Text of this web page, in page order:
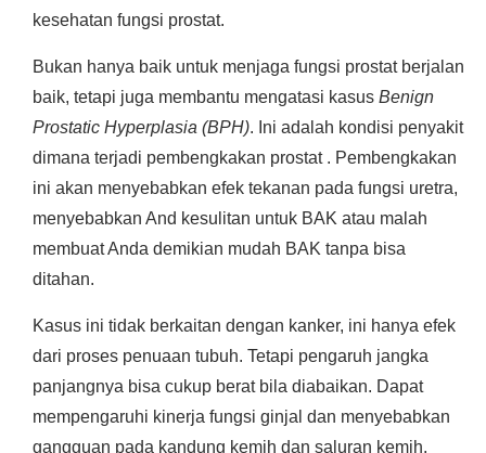
kesehatan fungsi prostat.
Bukan hanya baik untuk menjaga fungsi prostat berjalan
baik, tetapi juga membantu mengatasi kasus Benign
Prostatic Hyperplasia (BPH). Ini adalah kondisi penyakit
dimana terjadi pembengkakan prostat . Pembengkakan
ini akan menyebabkan efek tekanan pada fungsi uretra,
menyebabkan And kesulitan untuk BAK atau malah
membuat Anda demikian mudah BAK tanpa bisa
ditahan.
Kasus ini tidak berkaitan dengan kanker, ini hanya efek
dari proses penuaan tubuh. Tetapi pengaruh jangka
panjangnya bisa cukup berat bila diabaikan. Dapat
mempengaruhi kinerja fungsi ginjal dan menyebabkan
gangguan pada kandung kemih dan saluran kemih.